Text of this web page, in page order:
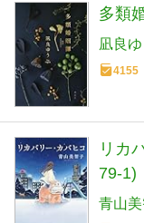
多類
凪良ゆ
4155
リカ
79-1)
青山